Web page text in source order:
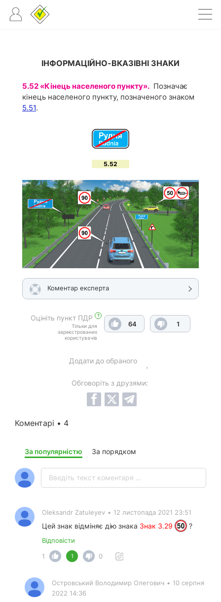
ІНФОРМАЦІЙНО-ВКАЗІВНІ ЗНАКИ
5.52 «Кінець населеного пункту». Позначає
кінець населеного пункту, позначеного знаком
5.51.
5.52
Коментар експерта
Оцініть пункт ПДР ?
Тільки для
зареєстрованих
користувачів
64 1
Додати до обраного
Обговоріть з друзями:
Коментарі • 4
За популярністю За порядком
Oleksandr Zatuleyev • 12 листопада 2021 23:51
Цей знак відміняє дію знака Знак 3.29 ?
Відповісти
1
1 0
Островський Володимир Олегович • 10 серпня
2022 14:36